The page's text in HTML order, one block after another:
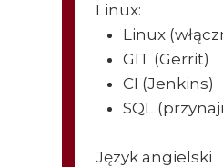
Linux:
Linux
GIT (Gerrit)
CI (Jenkins)
SQL
Język angielski